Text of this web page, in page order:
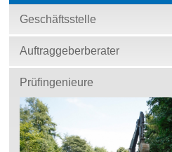
Geschäftsstelle
Auftraggeberberater
Prüfingenieure